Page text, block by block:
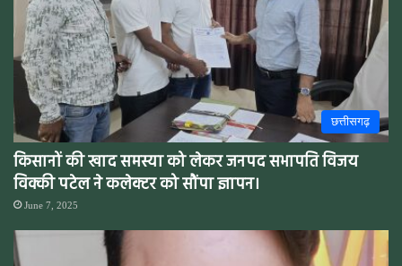
छत्तीसगढ़
किसानों की खाद समस्या को लेकर जनपद सभापति विजय
विक्की पटेल ने कलेक्टर को सौंपा ज्ञापन।
June 7, 2025